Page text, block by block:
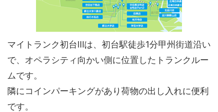
マイトランク初台Ⅲは、初台駅徒歩1分甲州街道沿い
で、オペラシティ向かい側に位置したトランクルー
ムです。
隣にコインパーキングがあり荷物の出し入れに便利
です。